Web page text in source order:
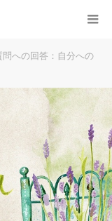
問への回答：自分への